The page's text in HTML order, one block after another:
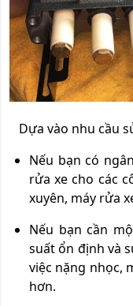
Dựa vào nhu cầu
Nếu bạn có
rửa xe cho các
xuyên, máy rửa
Nếu bạn cần
suất ổn định và
việc nặng nhọc,
hơn.